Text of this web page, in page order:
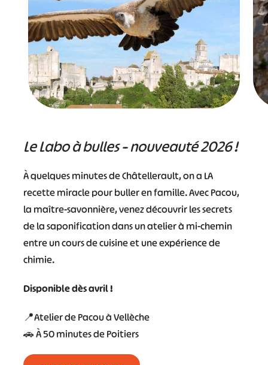
Le Labo à bulles – nouveauté 2026 !
À quelques minutes de Châtellerault, on a LA
recette miracle pour buller en famille. Avec Pacou,
la maître-savonnière, venez découvrirles secrets
de la saponification dans un atelier à mi-chemin
entre un cours de cuisine et une expérience de
chimie.
Disponible dès avril !
📍Atelier de Pacou à Vellèche
🚗 À 50 minutes de Poitiers